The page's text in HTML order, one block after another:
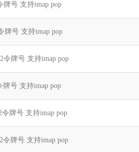
牌号 支持imap pop
牌号 支持imap pop
令牌号 支持imap pop
牌号 支持imap pop
令牌号 支持imap pop
令牌号 支持imap pop